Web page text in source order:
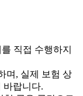
직접 수행하지
며, 실제 보험 상
바랍니다.